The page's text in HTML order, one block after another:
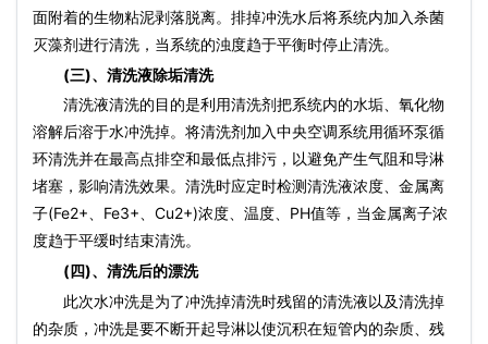
面附着的生物粘泥剥落脱离。排掉冲洗水后将系统内加入杀菌
灭藻剂进行清洗，当系统的浊度趋于平衡时停止清洗。
(三)、清洗液除垢清洗
清洗液清洗的目的是利用清洗剂把系统内的水垢、氧化物
溶解后溶于水冲洗掉。将清洗剂加入中央空调系统用循环泵循
环清洗并在最高点排空和最低点排污，以避免产生气阻和导淋
堵塞，影响清洗效果。清洗时应定时检测清洗液浓度、金属离
子(Fe2+、Fe3+、Cu2+)浓度、温度、PH值等，当金属离子浓
度趋于平缓时结束清洗。
(四)、清洗后的漂洗
此次水冲洗是为了冲洗掉清洗时残留的清洗液以及清洗掉
的杂质，冲洗是要不断开起导淋以使沉积在短管内的杂质、残